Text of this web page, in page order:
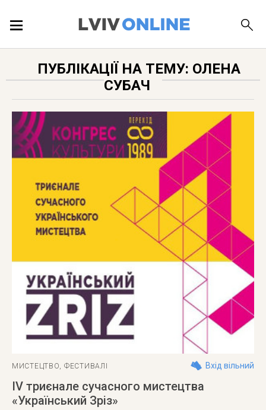
ПУБЛІКАЦІЇ
ДОВІДКА
ПУБЛІКАЦІЇ НА ТЕМУ: ОЛЕНА
СУБАЧ
МИСТЕЦТВО, ФЕСТИВАЛІ Вхід вільний
ІV триєнале сучасного мистецтва
«Український Зріз»